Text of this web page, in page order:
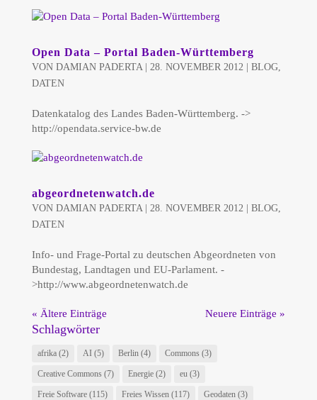
Open Data – Portal Baden-Württemberg
VON DAMIAN PADERTA| 28. NOVEMBER 2012| BLOG,
DATEN
Datenkatalog des Landes Baden-Württemberg. ->
http://opendata.service-bw.de
abgeordnetenwatch.de
VON DAMIAN PADERTA| 28. NOVEMBER 2012| BLOG,
DATEN
Info- und Frage-Portal zu deutschen Abgeordneten von
Bundestag, Landtagen und EU-Parlament. -
>http://www.abgeordnetenwatch.de
« Ältere Einträge Neuere Einträge »
Schlagwörter
afrika(2) AI(5) Berlin(4) Commons(3)
Creative Commons(7) Energie(2) eu(3)
Freie Software(115) Freies Wissen(117) Geodaten(3)